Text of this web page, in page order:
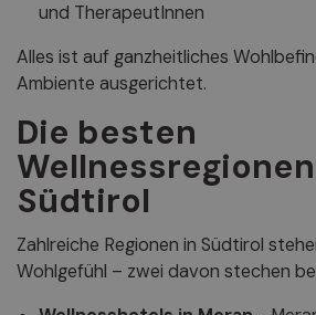
und TherapeutInnen
Alles ist auf ganzheitliches
Ambiente ausgerichtet.
Die besten
Südtirol
Zahlreiche Regionen in Südtirol
Wohlgefühl – zwei davon stechen